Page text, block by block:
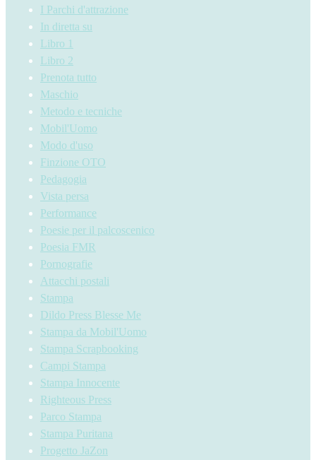
I Parchi d'attrazione
In diretta su
Libro 1
Libro 2
Prenota tutto
Maschio
Metodo e tecniche
Mobil'Uomo
Modo d'uso
Finzione OTO
Pedagogia
Vista persa
Performance
Poesie per il palcoscenico
Poesia FMR
Pornografie
Attacchi postali
Stampa
Dildo Press Blesse Me
Stampa da Mobil'Uomo
Stampa Scrapbooking
Campi Stampa
Stampa Innocente
Righteous Press
Parco Stampa
Stampa Puritana
Progetto JaZon